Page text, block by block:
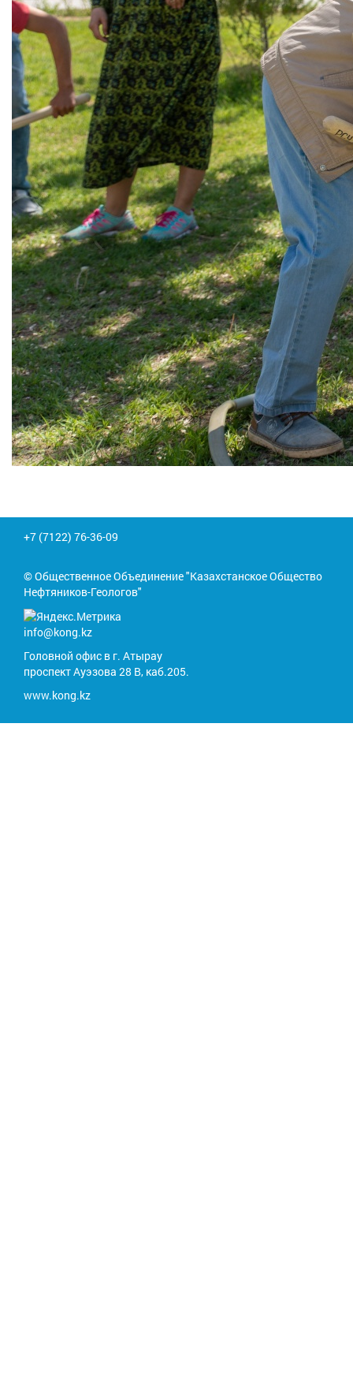
+7 (7122) 76-36-09
© Общественное Объединение "Казахстанское Общество
Нефтяников-Геологов"
info@kong.kz
Головной офис в г. Атырау
проспект Ауэзова 28 В, каб.205.
www.kong.kz